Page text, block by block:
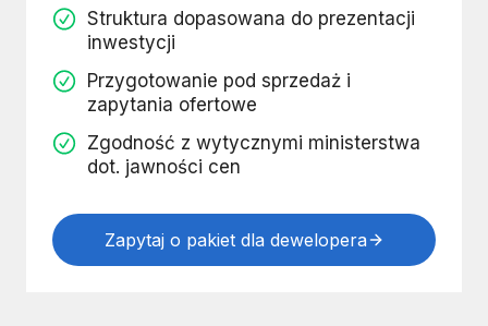
Struktura dopasowana do prezentacji
inwestycji
Przygotowanie pod sprzedaż i
zapytania ofertowe
Zgodność z wytycznymi ministerstwa
dot. jawności cen
Zapytaj o pakiet dla dewelopera